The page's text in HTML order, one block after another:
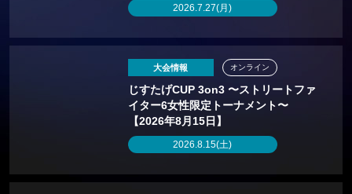
2026.7.27(月)
大会情報
じすたげCUP 3on3 〜ストリートファ
イター6女性限定トーナメント〜
【2026年8月15日】
2026.8.15(土)
オンライン